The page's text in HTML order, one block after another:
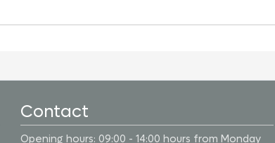
Contact
Opening hours: 09:00 - 14:00 hours from Monday